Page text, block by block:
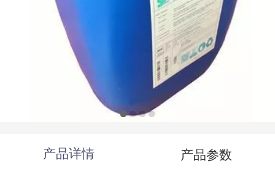
反渗透阻垢剂SL810【碱式】
产品详情 产品参数